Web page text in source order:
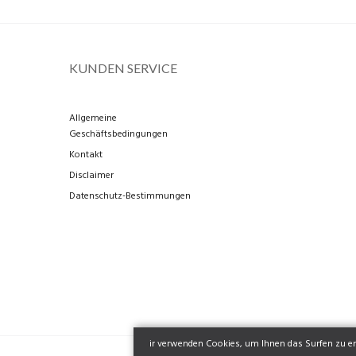
KUNDEN SERVICE
Allgemeine
Geschäftsbedingungen
Kontakt
Disclaimer
Datenschutz-Bestimmungen
ir verwenden Cookies, um Ihnen das Surfen zu